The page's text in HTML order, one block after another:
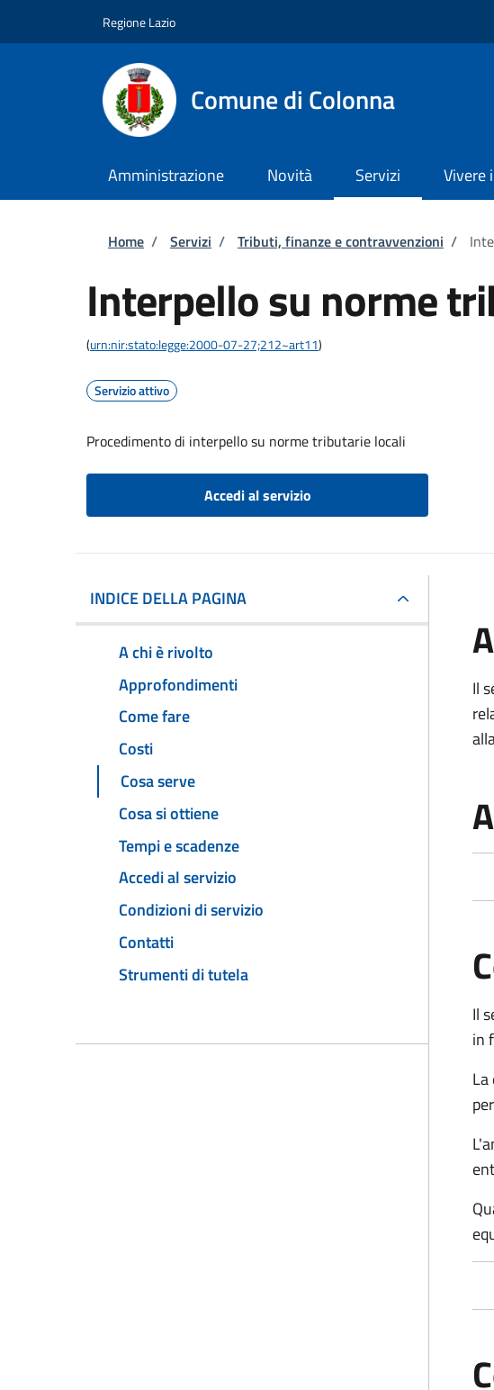
Regione Lazio
Comune di Colonna
Amministrazione Novità Servizi Vivere
Briciole di pane
Home / Servizi / Tributi, finanze e contravvenzioni /
Interpello su norme
(urn:nir:stato:legge:2000-07-27;212~art11)
Servizio attivo
Procedimento di interpello su norme tributarie locali
Accedi al servizio
INDICE DELLA PAGINA
A chi è rivolto
Approfondimenti
Come fare
Costi
Cosa serve
Cosa si ottiene
Tempi e scadenze
Accedi al servizio
Condizioni di servizio
Contatti
Strumenti di tutela
Il
Il
in